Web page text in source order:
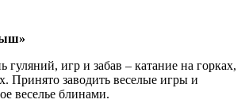
игр и забав – катание на горках,
Принято заводить веселые игры и
веселье блинами.